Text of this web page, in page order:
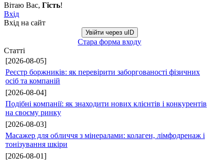
Вітаю Вас, Гість!
Вхід
Вхід на сайт
Увійти через uID
Стара форма входу
Статті
[2026-08-05]
Реєстр боржників: як перевірити заборгованості фізичних
осіб та компаній
[2026-08-04]
Подібні компанії: як знаходити нових клієнтів і конкурентів
на своєму ринку
[2026-08-03]
Масажер для обличчя з мінералами: колаген, лімфодренаж і
тонізування шкіри
[2026-08-01]